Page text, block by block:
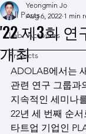
All Posts
Lab. Activities
Projects
'22 제3회
개최
Yeongmin Jo
Aug 6, 2022 1 min
ADOLAB에서는
관련 연구 그룹과
지속적인 세미나
22년 세 번째 순
타트업 기업인